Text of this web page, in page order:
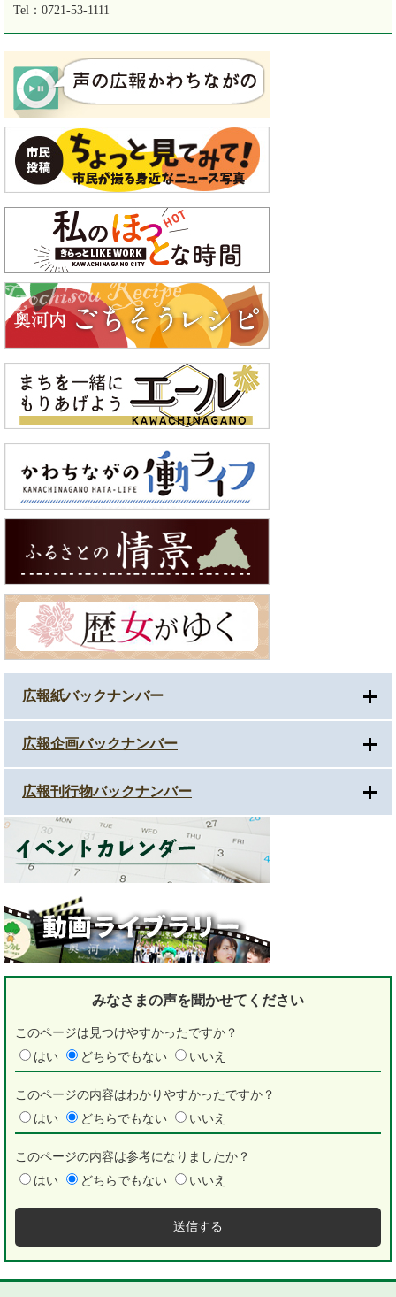
Tel：0721-53-1111
広報紙バックナンバー
広報企画バックナンバー
広報刊行物バックナンバー
みなさまの声を聞かせてください
このページは見つけやすかったですか？
はい
どちらでもない いいえ
このページの内容はわかりやすかったですか？
はい
どちらでもない いいえ
このページの内容は参考になりましたか？
はい
どちらでもない いいえ